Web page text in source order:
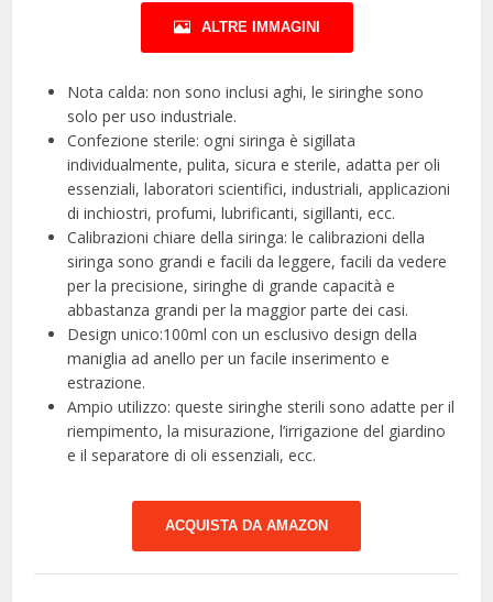
ALTRE IMMAGINI
Nota calda: non sono inclusi aghi, le siringhe sono
solo per uso industriale.
Confezione sterile: ogni siringa è sigillata
individualmente, pulita, sicura e sterile, adatta per oli
essenziali, laboratori scientifici, industriali, applicazioni
di inchiostri, profumi, lubrificanti, sigillanti, ecc.
Calibrazioni chiare della siringa: le calibrazioni della
siringa sono grandi e facili da leggere, facili da vedere
per la precisione, siringhe di grande capacità e
abbastanza grandi per la maggior parte dei casi.
Design unico:100ml con un esclusivo design della
maniglia ad anello per un facile inserimento e
estrazione.
Ampio utilizzo: queste siringhe sterili sono adatte per il
riempimento, la misurazione, l’irrigazione del giardino
e il separatore di oli essenziali, ecc.
ACQUISTA DA AMAZON